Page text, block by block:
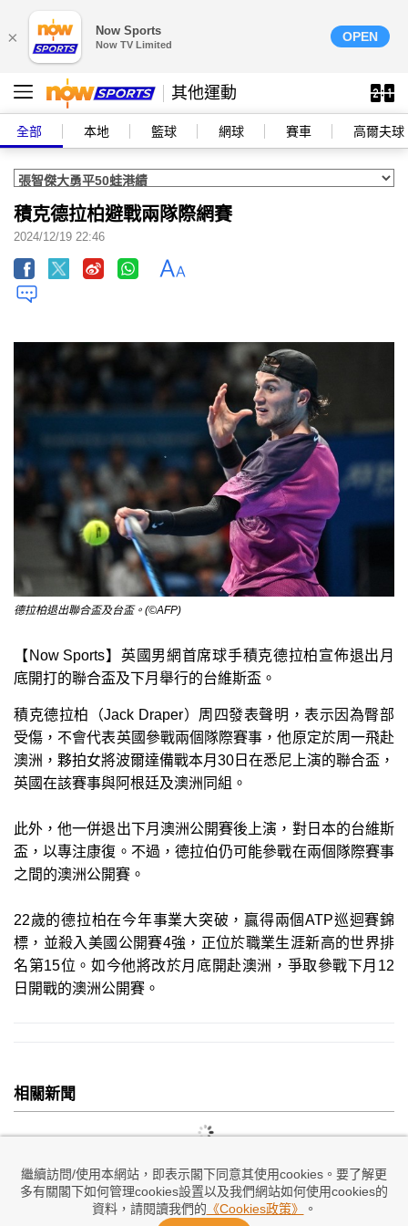
× Now Sports
Now TV Limited
OPEN
其他運動
繼續訪問/使用本網站，即表示閣下同意其使用cookies。要了解更
多有關閣下如何管理cookies設置以及我們網站如何使用cookies的
資料，請閱讀我們的 《Cookies政策》 。
全部 本地 籃球 網球 賽車 高爾夫球
積克德拉柏避戰兩隊際網賽
2024/12/19 22:46
德拉柏退出聯合盃及台盃。(©AFP)
【Now Sports】英國男網首席球手積克德拉柏宣佈退出月
底開打的聯合盃及下月舉行的台維斯盃。
積克德拉柏（Jack Draper）周四發表聲明，表示因為臀部
受傷，不會代表英國參戰兩個隊際賽事，他原定於周一飛赴
澳洲，夥拍女將波爾達備戰本月30日在悉尼上演的聯合盃，
英國在該賽事與阿根廷及澳洲同組。
此外，他一併退出下月澳洲公開賽後上演，對日本的台維斯
盃，以專注康復。不過，德拉伯仍可能參戰在兩個隊際賽事
之間的澳洲公開賽。
22歲的德拉柏在今年事業大突破，贏得兩個ATP巡迴賽錦
標，並殺入美國公開賽4強，正位於職業生涯新高的世界排
名第15位。如今他將改於月底開赴澳洲，爭取參戰下月12
日開戰的澳洲公開賽。
相關新聞